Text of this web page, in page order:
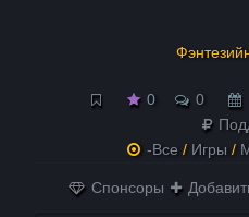
0 0
-Все / Игры /
Спонсоры